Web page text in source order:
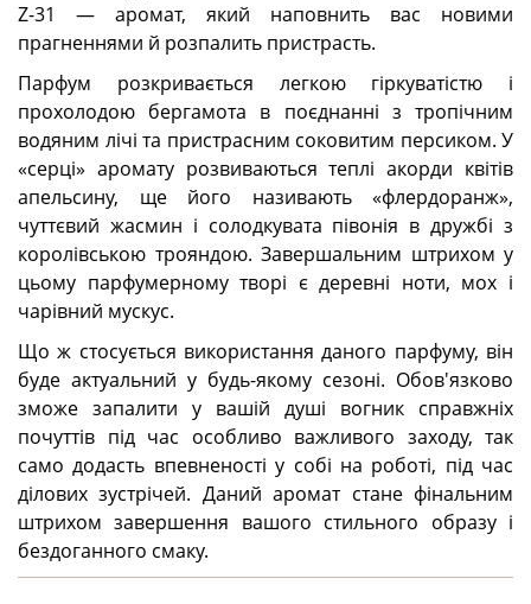
Z-31 — аромат, який наповнить вас новими
прагненнями й розпалить пристрасть.
Парфум розкривається легкою гіркуватістю і
прохолодою бергамота в поєднанні з тропічним
водяним лічі та пристрасним соковитим персиком. У
«серці» аромату розвиваються теплі акорди квітів
апельсину, ще його називають «флердоранж»,
чуттєвий жасмин і солодкувата півонія в дружбі з
королівською трояндою. Завершальним штрихом у
цьому парфумерному творі є деревні ноти, мох і
чарівний мускус.
Що ж стосується використання даного парфуму, він
буде актуальний у будь-якому сезоні. Обов'язково
зможе запалити у вашій душі вогник справжніх
почуттів під час особливо важливого заходу, так
само додасть впевненості у собі на роботі, під час
ділових зустрічей. Даний аромат стане фінальним
штрихом завершення вашого стильного образу і
бездоганного смаку.